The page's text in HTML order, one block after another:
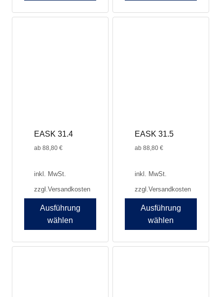
EASK 31.4
ab 88,80 €
inkl. MwSt.
zzgl. Versandkosten
Ausführung
wählen
Produkt
EASK 31.5
ab 88,80 €
inkl. MwSt.
zzgl. Versandkosten
Ausführung
wählen